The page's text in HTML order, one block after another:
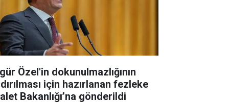
Özel'in dokunulmazlığının
için hazırlanan fezleke
Bakanlığı’na gönderildi